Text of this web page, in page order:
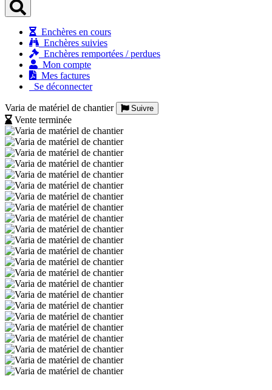
vous
Enchères en cours
Enchères suivies
Enchères remportées / perdues
Mon compte
Mes factures
Se déconnecter
Varia de matériel de chantier Suivre
Vente terminée